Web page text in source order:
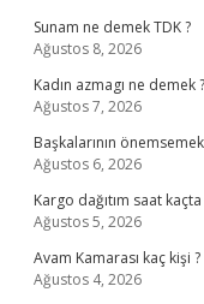
Sunam ne demek TDK ?
Ağustos 8, 2026
Kadın azmagı ne demek ?
Ağustos 7, 2026
Başkalarının
Ağustos 6, 2026
Kargo dağıtım saat
Ağustos 5, 2026
Avam Kamarası kaç kişi ?
Ağustos 4, 2026